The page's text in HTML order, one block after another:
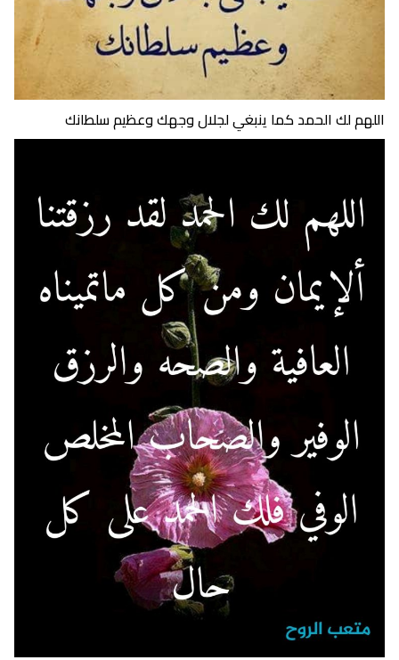
اللهم لك الحمد كما ينبغي لجلال وجهك وعظيم سلطانك